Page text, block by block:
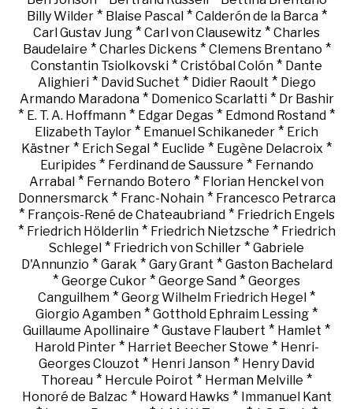
Billy Wilder* Blaise Pascal* Calderón de la Barca*
Carl Gustav Jung * Carl von Clausewitz * Charles
Baudelaire * Charles Dickens* Clemens Brentano *
Constantin Tsiolkovski * Cristóbal Colón * Dante
Alighieri* David Suchet * Didier Raoult * Diego
Armando Maradona* Domenico Scarlatti* Dr Bashir
* E. T. A. Hoffmann * Edgar Degas * Edmond Rostand *
Elizabeth Taylor * Emanuel Schikaneder * Erich
Kästner * Erich Segal * Euclide * Eugène Delacroix *
Euripides* Ferdinand de Saussure * Fernando
Arrabal * Fernando Botero * Florian Henckel von
Donnersmarck * Franc-Nohain* Francesco Petrarca
* François-René de Chateaubriand* Friedrich Engels
* Friedrich Hölderlin* Friedrich Nietzsche * Friedrich
Schlegel * Friedrich von Schiller * Gabriele
D'Annunzio * Garak * Gary Grant * Gaston Bachelard
* George Cukor * George Sand * Georges
Canguilhem * Georg Wilhelm Friedrich Hegel *
Giorgio Agamben * Gotthold Ephraim Lessing *
Guillaume Apollinaire * Gustave Flaubert * Hamlet *
Harold Pinter* Harriet Beecher Stowe * Henri-
Georges Clouzot * Henri Janson * Henry David
Thoreau * Hercule Poirot * Herman Melville *
Honoré de Balzac * Howard Hawks* Immanuel Kant